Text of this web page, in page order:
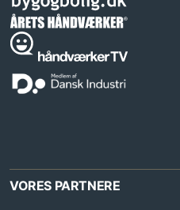
VORES PARTNERE